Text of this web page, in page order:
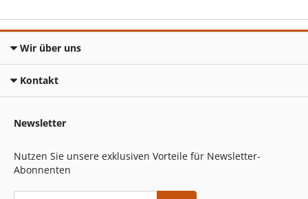
Wir über uns
Kontakt
Newsletter
Nutzen Sie unsere exklusiven Vorteile für Newsletter-
Abonnenten